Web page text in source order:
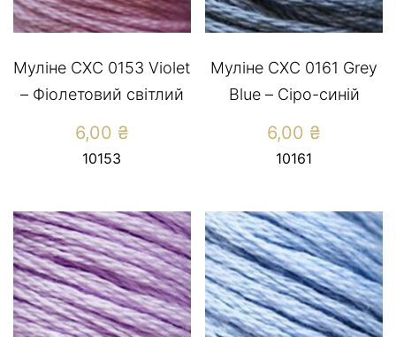
Муліне СХС 0153 Violet
– Фіолетовий світлий
6,00 ₴
10153
Муліне СХС 0161 Grey
Blue – Сіро-синій
6,00 ₴
10161